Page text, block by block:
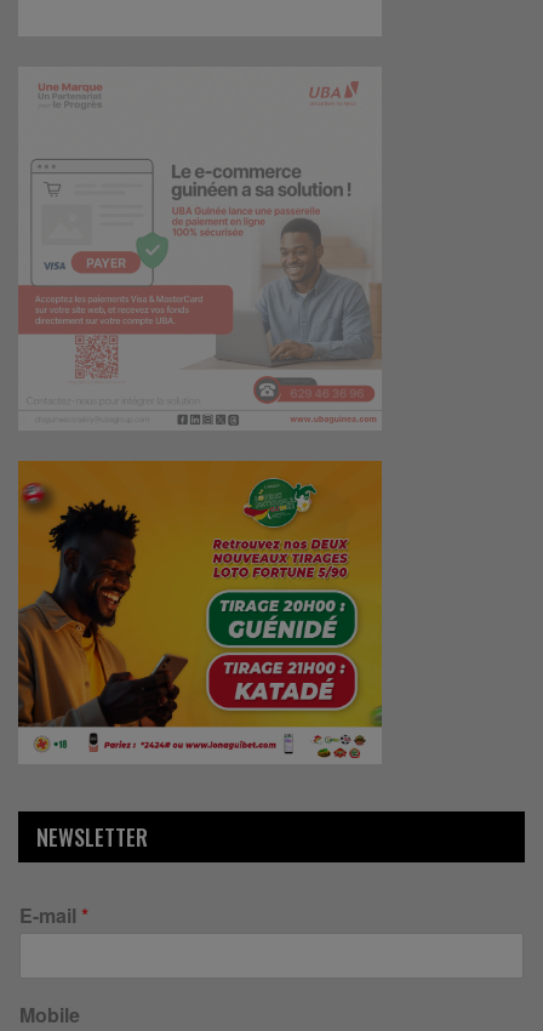
NEWSLETTER
E-mail *
Mobile